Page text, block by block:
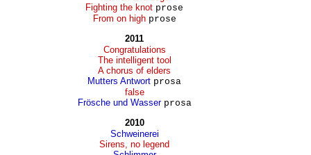
Fighting the knot prose
From on high prose
2011
Congratulations
The intelligent tool
A chorus of elders
Mutters Antwort prosa
false
Frösche und Wasser prosa
2010
Schweinerei
Sirens, no legend